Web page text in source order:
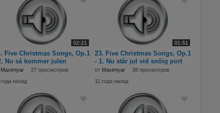
02:21
Five Christmas Songs, Op.1
Nu så kommer julen
Maximyar
27 просмотров
года назад
01:51
23. Five Christmas Songs, Op.1
- 1. Nu står jul vid snöig port
(1913).
от Maximyar
38 просмотров
11 года назад